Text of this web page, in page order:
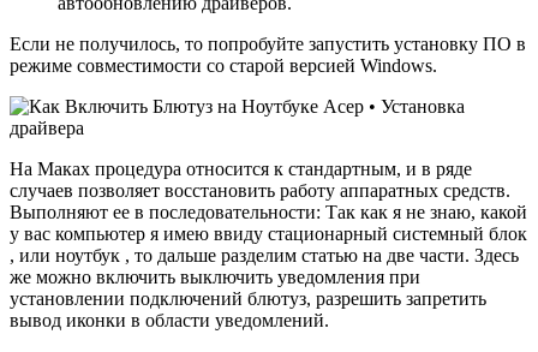
Если не получилось, то попробуйте запустить установку ПО в
режиме совместимости со старой версией Windows.
На Маках процедура относится к стандартным, и в ряде
случаев позволяет восстановить работу аппаратных средств.
Выполняют ее в последовательности: Так как я не знаю, какой
у вас компьютер я имею ввиду стационарный системный блок
, или ноутбук , то дальше разделим статью на две части. Здесь
же можно включить выключить уведомления при
установлении подключений блютуз, разрешить запретить
вывод иконки в области уведомлений.